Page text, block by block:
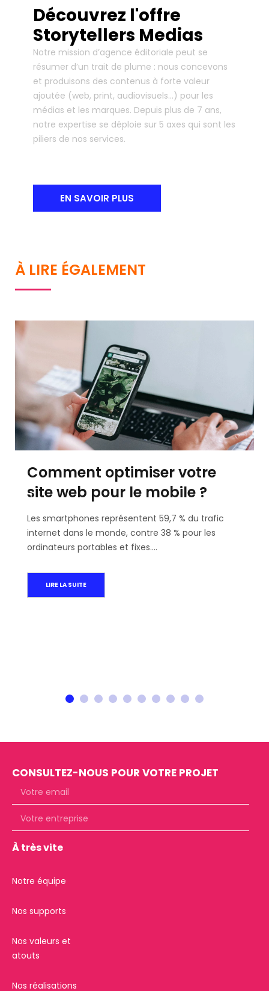
Découvrez l'offre
Storytellers Medias
Notre mission d’agence éditoriale peut se
résumer d’un trait de plume : nous concevons
et produisons des contenus à forte valeur
ajoutée (web, print, audiovisuels…) pour les
médias et les marques. Depuis plus de 7 ans,
notre expertise se déploie sur 5 axes qui sont les
piliers de nos services.
EN SAVOIR PLUS
À LIRE ÉGALEMENT
Comment optimiser votre
site web pour le mobile ?
Les smartphones représentent 59,7 % du trafic
internet dans le monde, contre 38 % pour les
ordinateurs portables et fixes.…
LIRE LA SUITE
2 3 4
CONSULTEZ-NOUS POUR VOTRE PROJET
À très vite
Notre équipe
Nos supports
Nos valeurs et
atouts
Nos réalisations